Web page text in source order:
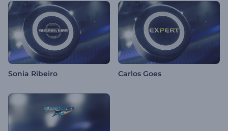
Sonia Ribeiro Carlos Goes